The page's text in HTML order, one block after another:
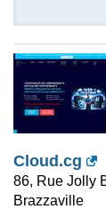
Cloud.cg
86, Rue Jolly
Brazzaville